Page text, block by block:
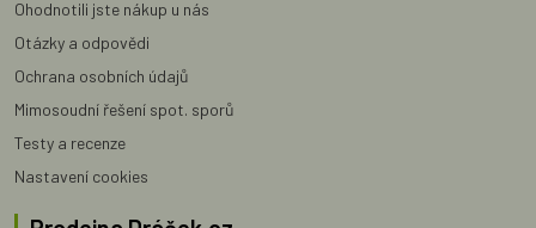
Ohodnotili jste nákup u nás
Otázky a odpovědi
Ochrana osobních údajů
Mimosoudní řešení spot. sporů
Testy a recenze
Nastavení cookies